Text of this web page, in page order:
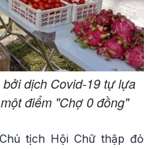
dịch Covid-19 tự lựa
điểm "Chợ 0 đồng"
tịch Hội Chữ thập đỏ